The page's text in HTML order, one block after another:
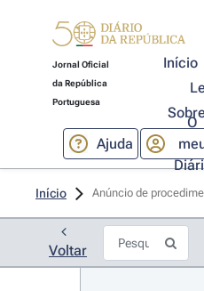
Jornal Oficial
da República
Portuguesa
Início
Ajuda
O
Início Anúncio de
Voltar